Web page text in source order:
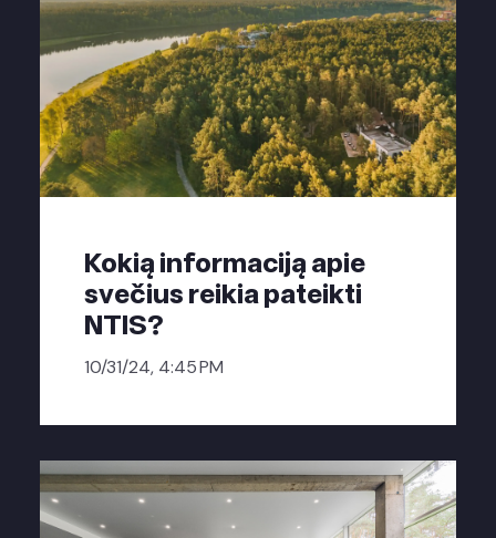
Kokią informaciją apie
svečius reikia pateikti
NTIS?
10/31/24, 4:45 PM